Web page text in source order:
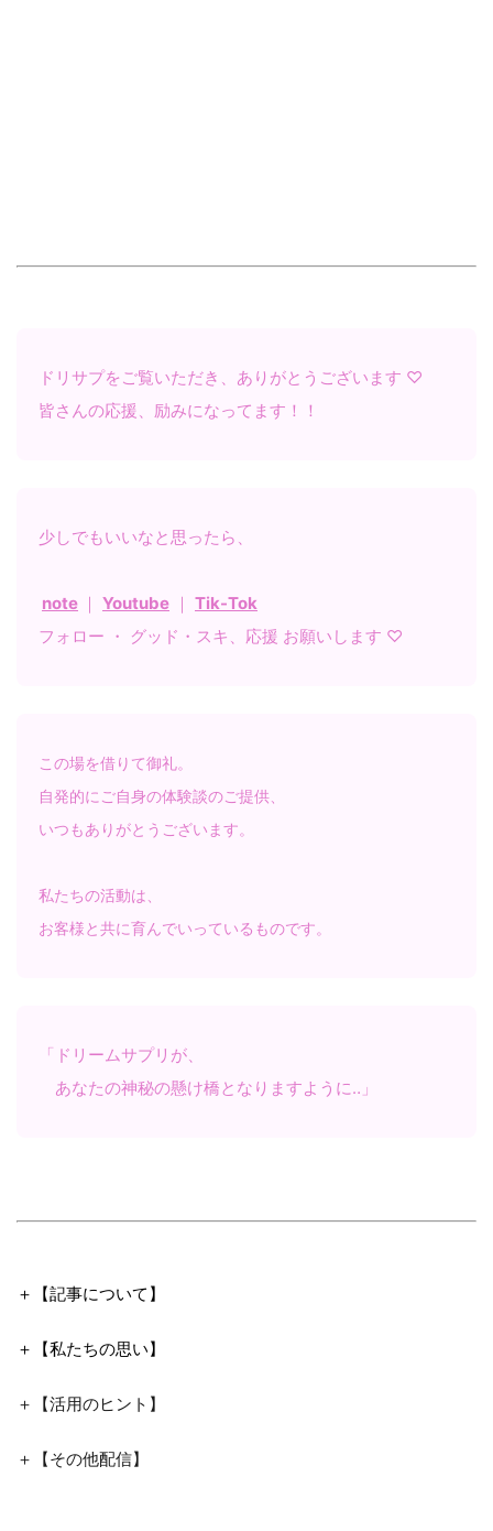
ドリサプをご覧いただき、ありがとうございます ♡
皆さんの応援、励みになってます！！
少しでもいいなと思ったら、
note ｜ Youtube ｜ Tik-Tok
フォロー ・ グッド・スキ、応援 お願いします ♡
この場を借りて御礼。
自発的にご自身の体験談のご提供、
いつもありがとうございます。
私たちの活動は、
お客様と共に育んでいっているものです。
「ドリームサプリが、
あなたの神秘の懸け橋となりますように‥」
＋【記事について】
＋【私たちの思い】
＋【活用のヒント】
＋【その他配信】